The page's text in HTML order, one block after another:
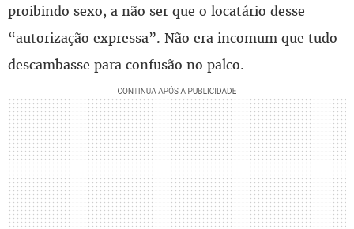
proibindo sexo, a não ser que o locatário desse
“autorização expressa”. Não era incomum que tudo
descambasse para confusão no palco.